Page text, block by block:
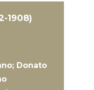
1908)
Donato